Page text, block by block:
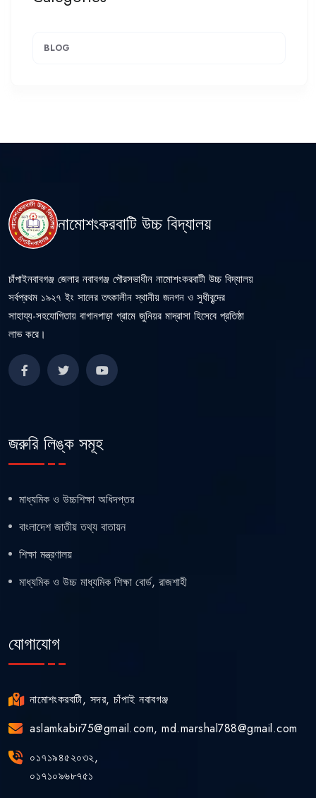
BLOG
নামোশংকরবাটি উচ্চ বিদ্যালয়
চাঁপাইনবাবগঞ্জ জেলার নবাবগঞ্জ পৌরসভাধীন নামোশংকরবাটী উচ্চ বিদ্যালয়
সর্বপ্রথম ১৯২৭ ইং সালের তৎকালীন স্থানীয় জনগন ও সুধীবৃন্দের
সাহায্য-সহযোগিতায় বাগানপাড়া গ্রামে জুনিয়র মাদ্রাসা হিসেবে প্রতিষ্ঠা
লাভ করে।
জরুরি লিঙ্ক সমূহ
মাধ্যমিক ও উচ্চশিক্ষা অধিদপ্তর
বাংলাদেশ জাতীয় তথ্য বাতায়ন
শিক্ষা মন্ত্রণালয়
মাধ্যমিক ও উচ্চ মাধ্যমিক শিক্ষা বোর্ড, রাজশাহী
যোগাযোগ
নামোশংকরবাটী, সদর, চাঁপাই নবাবগঞ্জ
aslamkabir75@gmail.com, md.marshal788@gmail.com
০১৭১৯৪৫২০৩২,
০১৭১০৯৬৮৭৫১